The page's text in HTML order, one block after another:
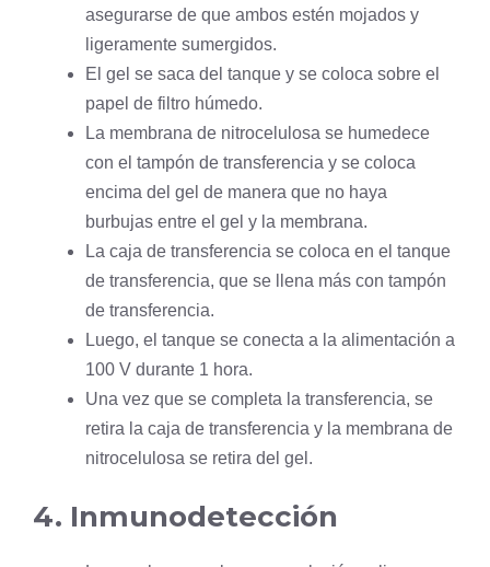
asegurarse de que ambos estén mojados y
ligeramente sumergidos.
El gel se saca del tanque y se coloca sobre el
papel de filtro húmedo.
La membrana de nitrocelulosa se humedece
con el tampón de transferencia y se coloca
encima del gel de manera que no haya
burbujas entre el gel y la membrana.
La caja de transferencia se coloca en el tanque
de transferencia, que se llena más con tampón
de transferencia.
Luego, el tanque se conecta a la alimentación a
100 V durante 1 hora.
Una vez que se completa la transferencia, se
retira la caja de transferencia y la membrana de
nitrocelulosa se retira del gel.
4. Inmunodetección